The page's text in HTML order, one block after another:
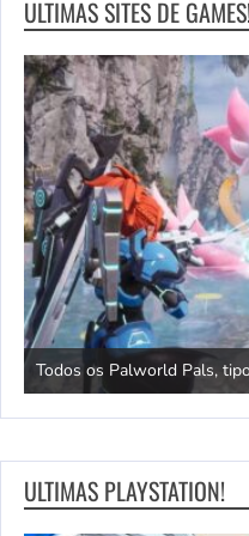
ULTIMAS SITES DE
Todos os Palworld Pals, tipos e
ULTIMAS PLAYSTATION!